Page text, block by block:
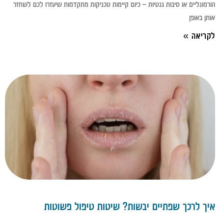
הורמונליים או סיבות גנטיות – כיום קיימות טכניקות מתקדמות שיעזרו לכם לשחזר
אותן באופן
לקריאה »
איך לרכך שפתיים יבשות? שיטות טיפול פשוטות